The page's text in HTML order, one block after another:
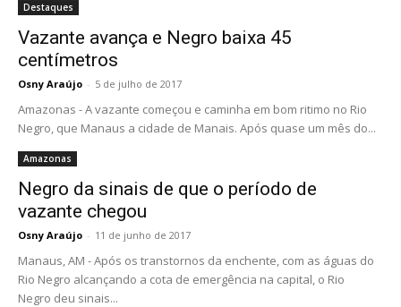
Destaques
Vazante avança e Negro baixa 45
centímetros
Osny Araújo - 5 de julho de 2017
Amazonas - A vazante começou e caminha em bom ritimo no Rio
Negro, que Manaus a cidade de Manais. Após quase um mês do...
Amazonas
Negro da sinais de que o período de
vazante chegou
Osny Araújo - 11 de junho de 2017
Manaus, AM - Após os transtornos da enchente, com as águas do
Rio Negro alcançando a cota de emergência na capital, o Rio
Negro deu sinais...